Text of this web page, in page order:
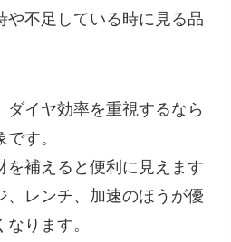
や不足している時に見る品
ダイヤ効率を重視するなら
す。
を補えると便利に見えます
、レンチ、加速のほうが優
ります。